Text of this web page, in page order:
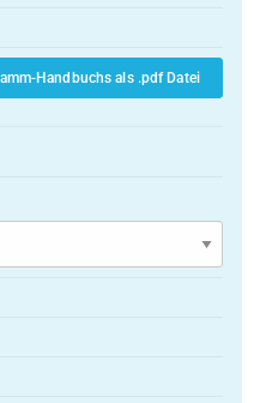
Handbuchs als .pdf Datei